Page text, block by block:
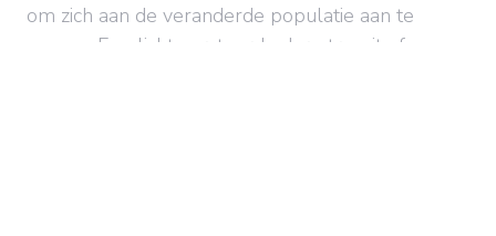
om zich aan de veranderde populatie aan te
passen. Een licht verstoorde darmtransit of